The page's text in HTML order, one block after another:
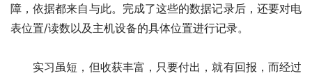
障，依据都来自与此。完成了这些的数据记录后，还要对电
表位置/读数以及主机设备的具体位置进行记录。
实习虽短，但收获丰富，只要付出，就有回报，而经过